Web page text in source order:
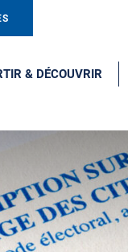
& DÉCOUVRIR